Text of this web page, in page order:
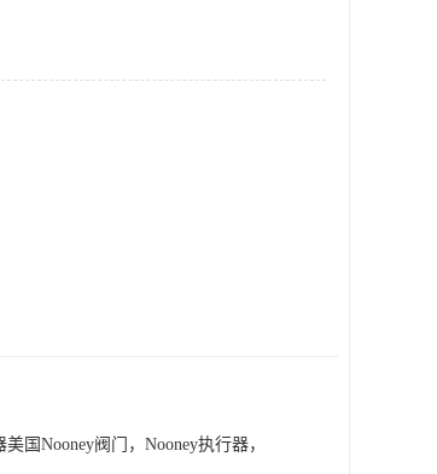
国Nooney阀门，Nooney执行器，